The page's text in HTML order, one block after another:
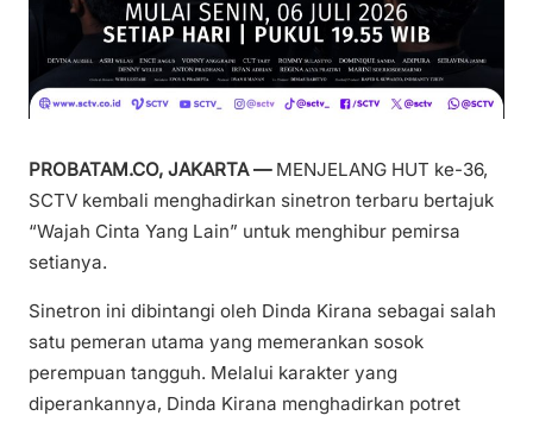
PROBATAM.CO, JAKARTA — MENJELANG HUT ke-36,
SCTV kembali menghadirkan sinetron terbaru bertajuk
“Wajah Cinta Yang Lain” untuk menghibur pemirsa
setianya.
Sinetron ini dibintangi oleh Dinda Kirana sebagai salah
satu pemeran utama yang memerankan sosok
perempuan tangguh. Melalui karakter yang
diperankannya, Dinda Kirana menghadirkan potret